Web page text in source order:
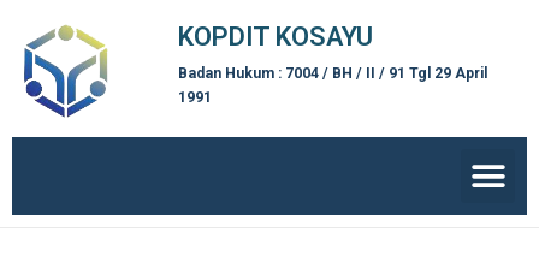
KOPDIT KOSAYU
Badan Hukum : 7004 / BH / II / 91 Tgl 29 April
1991